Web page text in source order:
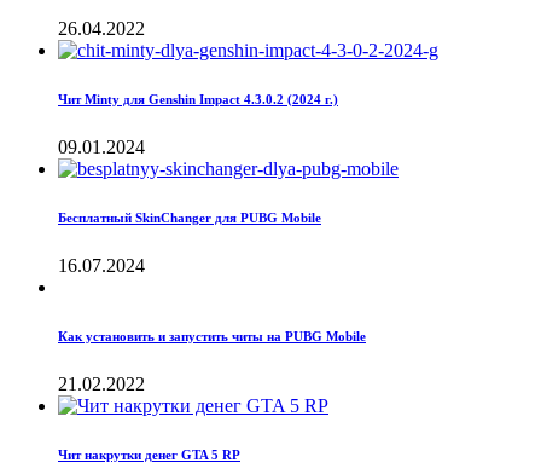
26.04.2022
Чит Minty для Genshin Impact 4.3.0.2 (2024 г.)
09.01.2024
Бесплатный SkinChanger для PUBG Mobile
16.07.2024
Как установить и запустить читы на PUBG Mobile
21.02.2022
Чит накрутки денег GTA 5 RP